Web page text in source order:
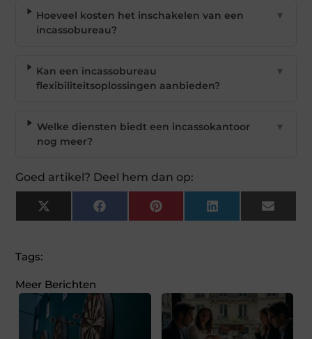
Hoeveel kosten het inschakelen van een
incassobureau?
▼
Kan een incassobureau
flexibiliteitsoplossingen aanbieden?
▼
Welke diensten biedt een incassokantoor
nog meer?
▼
Goed artikel? Deel hem dan op:
X
(Twitter)
Facebook Pinterest LinkedIn Email
Tags:
Meer Berichten